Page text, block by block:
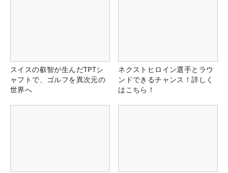
スイスの叡智が生んだTPTシ
ャフトで、ゴルフを異次元の
世界へ
ネクストヒロイン選手とラウ
ンドできるチャンス！詳しく
はこちら！